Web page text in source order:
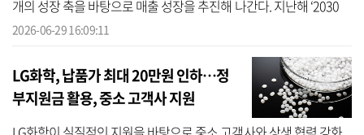
개의 성장 축을 바탕으로 매출 성장을 추진해 나간다. 지난해 ‘2030
비전 선포식’ 행사를 통해 매출 3조원 목표를 제시한 DS단석은 확보
2026-06-29 16:09:11
LG화학, 납품가 최대 20만원 인하…정
부지원금 활용, 중소 고객사 지원